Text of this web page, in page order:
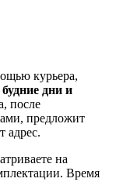
курьера,
будние дни и
после
предложит
адрес.
на
Время